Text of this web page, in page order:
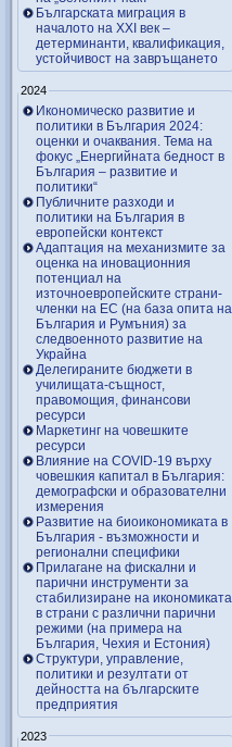
Българската миграция в
началото на ХХІ век –
детерминанти, квалификация,
устойчивост на завръщането
2024
Икономическо развитие и
политики в България 2024:
оценки и очаквания. Тема на
фокус „Енергийната бедност в
България – развитие и
политики“
Публичните разходи и
политики на България в
европейски контекст
Адаптация на механизмите за
оценка на иновационния
потенциал на
източноевропейските страни-
членки на ЕС (на база опита на
България и Румъния) за
следвоенното развитие на
Украйна
Делегираните бюджети в
училищата-същност,
правомощия, финансови
ресурси
Маркетинг на човешките
ресурси
Влияние на COVID-19 върху
човешкия капитал в България:
демографски и образователни
измерения
Развитие на биоикономиката в
България - възможности и
регионални специфики
Прилагане на фискални и
парични инструменти за
стабилизиране на икономиката
в страни с различни парични
режими (на примера на
България, Чехия и Естония)
Структури, управление,
политики и резултати от
дейността на българските
предприятия
2023